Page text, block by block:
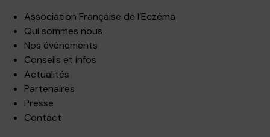
Association Française de l’Eczéma
Qui sommes nous
Nos événements
Conseils et infos
Actualités
Partenaires
Presse
Contact